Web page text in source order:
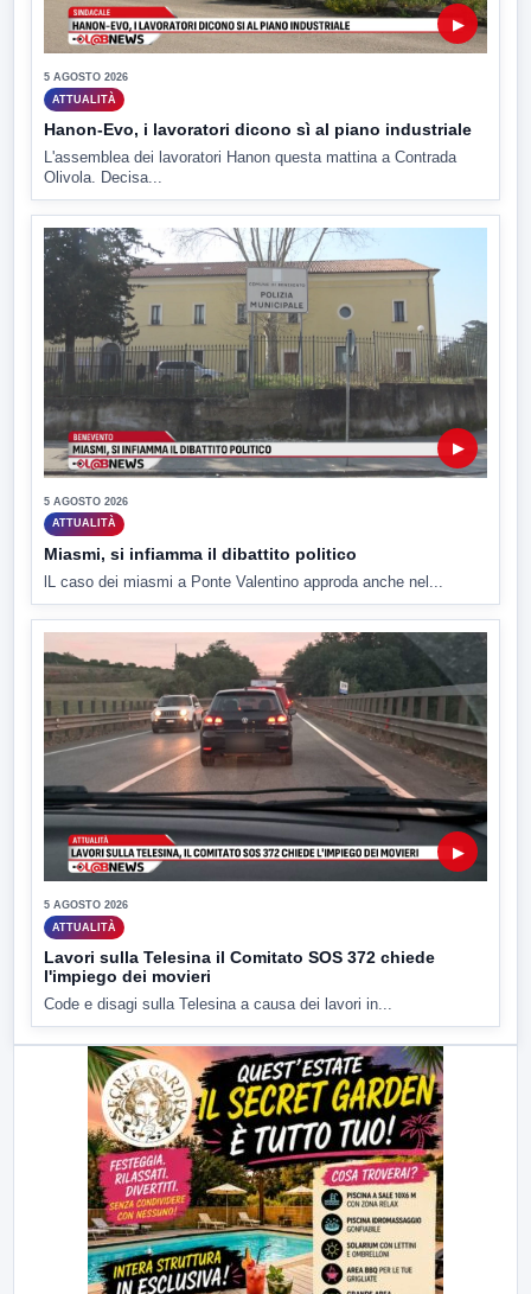
▶
5 AGOSTO 2026
ATTUALITÀ
Hanon-Evo, i lavoratori dicono sì al piano industriale
L'assemblea dei lavoratori Hanon questa mattina a Contrada
Olivola. Decisa...
▶
5 AGOSTO 2026
ATTUALITÀ
Miasmi, si infiamma il dibattito politico
lL caso dei miasmi a Ponte Valentino approda anche nel...
▶
5 AGOSTO 2026
ATTUALITÀ
Lavori sulla Telesina il Comitato SOS 372 chiede
l'impiego dei movieri
Code e disagi sulla Telesina a causa dei lavori in...